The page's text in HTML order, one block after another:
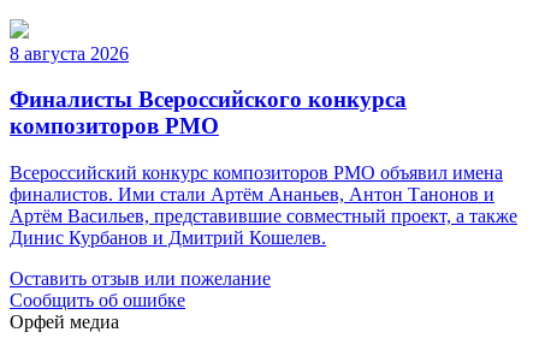
8 августа 2026
Финалисты Всероссийского конкурса
композиторов РМО
Всероссийский конкурс композиторов РМО объявил имена
финалистов. Ими стали Артём Ананьев, Антон Танонов и
Артём Васильев, представившие совместный проект, а также
Динис Курбанов и Дмитрий Кошелев.
Оставить отзыв или пожелание
Сообщить об ошибке
Орфей медиа